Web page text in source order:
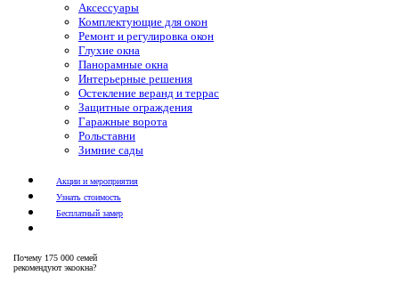
Аксессуары
Комплектующие для окон
Ремонт и регулировка окон
Глухие окна
Панорамные окна
Интерьерные решения
Остекление веранд и террас
Защитные ограждения
Гаражные ворота
Рольставни
Зимние сады
Акции и мероприятия
Узнать стоимость
Бесплатный замер
Почему 175 000 семей
рекомендуют экоокна?